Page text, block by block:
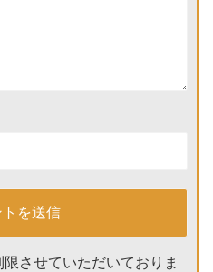
させていただいておりま